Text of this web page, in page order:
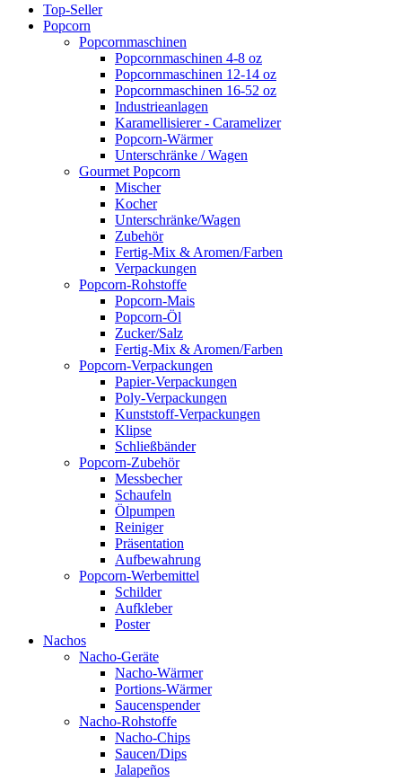
Top-Seller
Popcorn
Popcornmaschinen
Popcornmaschinen 4-8 oz
Popcornmaschinen 12-14 oz
Popcornmaschinen 16-52 oz
Industrieanlagen
Karamellisierer - Caramelizer
Popcorn-Wärmer
Unterschränke / Wagen
Gourmet Popcorn
Mischer
Kocher
Unterschränke/Wagen
Zubehör
Fertig-Mix & Aromen/Farben
Verpackungen
Popcorn-Rohstoffe
Popcorn-Mais
Popcorn-Öl
Zucker/Salz
Fertig-Mix & Aromen/Farben
Popcorn-Verpackungen
Papier-Verpackungen
Poly-Verpackungen
Kunststoff-Verpackungen
Klipse
Schließbänder
Popcorn-Zubehör
Messbecher
Schaufeln
Ölpumpen
Reiniger
Präsentation
Aufbewahrung
Popcorn-Werbemittel
Schilder
Aufkleber
Poster
Nachos
Nacho-Geräte
Nacho-Wärmer
Portions-Wärmer
Saucenspender
Nacho-Rohstoffe
Nacho-Chips
Saucen/Dips
Jalapeños